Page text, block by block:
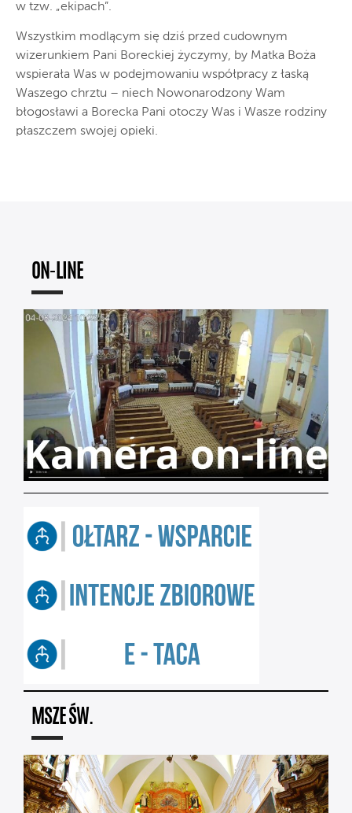
w tzw. „ekipach”.
Wszystkim modlącym się dziś przed cudownym
wizerunkiem Pani Boreckiej życzymy, by Matka Boża
wspierała Was w podejmowaniu współpracy z łaską
Waszego chrztu – niech Nowonarodzony Wam
błogosławi a Borecka Pani otoczy Was i Wasze rodziny
płaszczem swojej opieki.
ON-LINE
MSZE ŚW.